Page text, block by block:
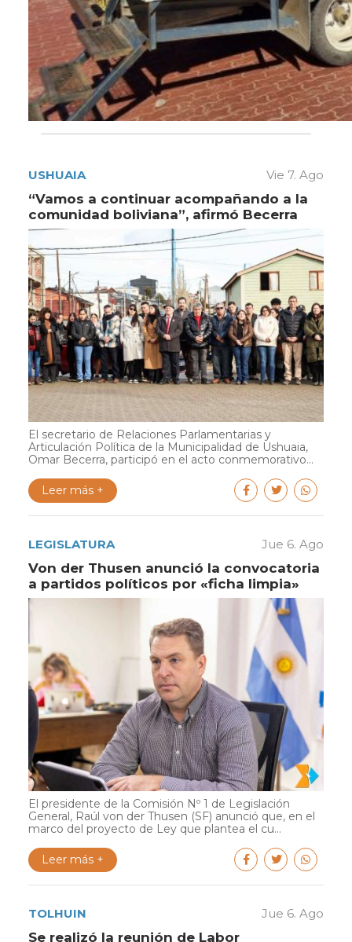
USHUAIA Vie 7. Ago
“Vamos a continuar acompañando a la
comunidad boliviana”, afirmó Becerra
El secretario de Relaciones Parlamentarias y
Articulación Política de la Municipalidad de Ushuaia,
Omar Becerra, participó en el acto conmemorativo...
Leer más +
LEGISLATURA Jue 6. Ago
Von der Thusen anunció la convocatoria
a partidos políticos por «ficha limpia»
El presidente de la Comisión Nº 1 de Legislación
General, Raúl von der Thusen (SF) anunció que, en el
marco del proyecto de Ley que plantea el cu...
Leer más +
TOLHUIN Jue 6. Ago
Se realizó la reunión de Labor